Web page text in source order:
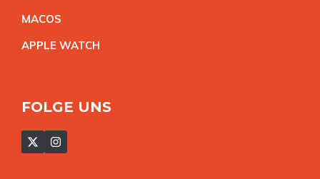
MACOS
APPLE WATCH
FOLGE UNS